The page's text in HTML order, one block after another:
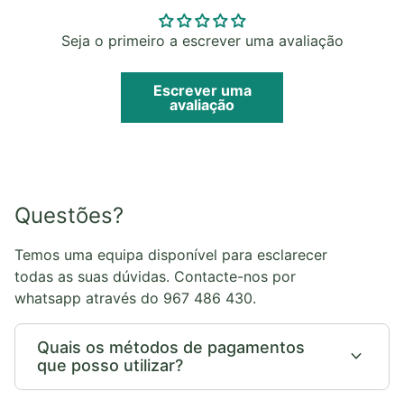
Seja o primeiro a escrever uma avaliação
Escrever uma
avaliação
Questões?
Temos uma equipa disponível para esclarecer
todas as suas dúvidas. Contacte-nos por
whatsapp através do 967 486 430.
Quais os métodos de pagamentos
que posso utilizar?
expand_more